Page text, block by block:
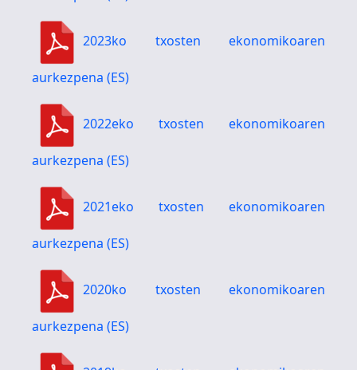
2023ko txosten ekonomikoaren
aurkezpena (ES)
2022eko txosten ekonomikoaren
aurkezpena (ES)
2021eko txosten ekonomikoaren
aurkezpena (ES)
2020ko txosten ekonomikoaren
aurkezpena (ES)